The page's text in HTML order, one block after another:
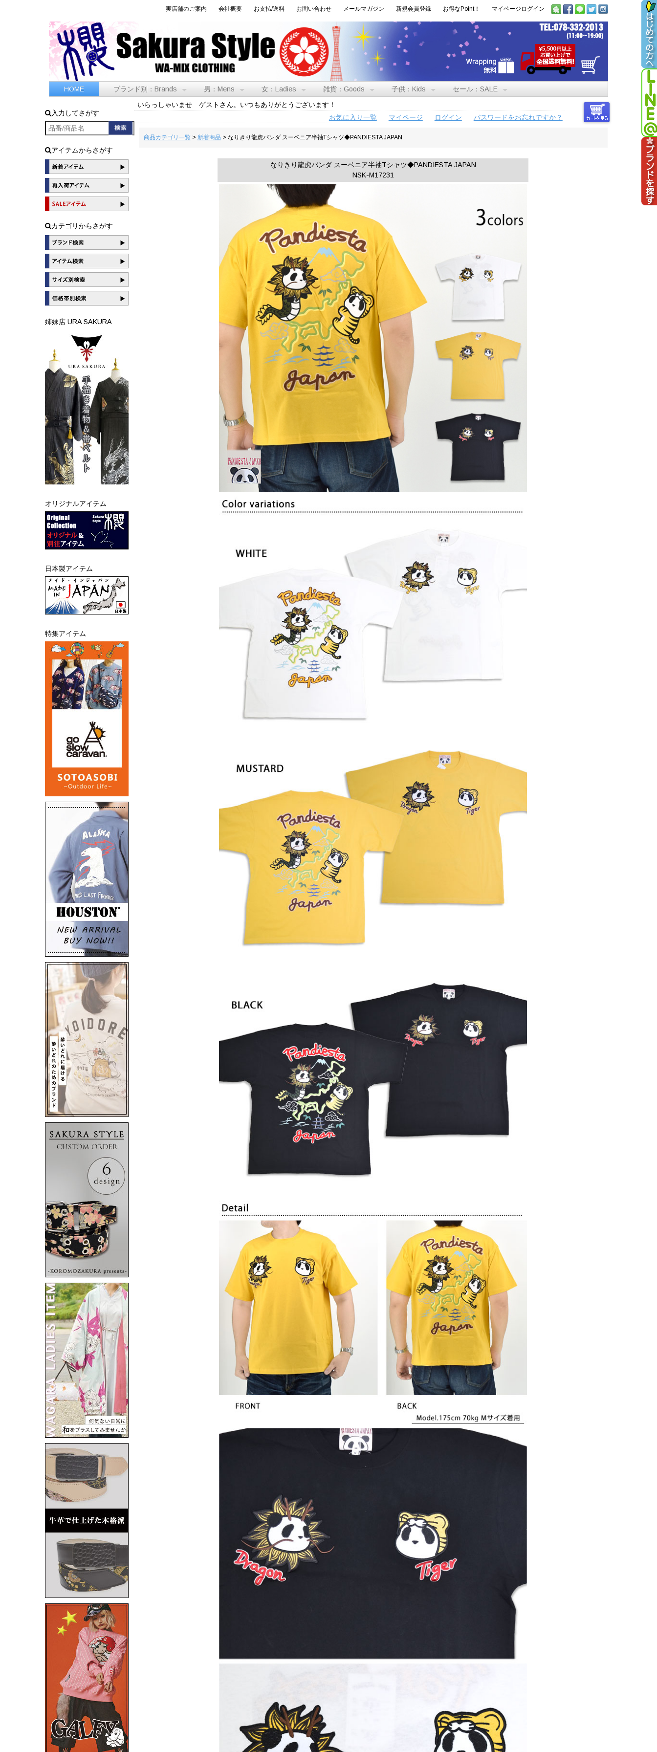
実店舗のご案内 会社概要 お支払/送料 お問い合わせ メールマガジン 新規会員登録 お得なPoint！ マイページログイン
HOME ブランド別：Brands 男：Mens 女：Ladies 雑貨：Goods 子供：Kids セール：SALE
入力してさがす
アイテムからさがす
カテゴリからさがす
姉妹店 URA SAKURA
オリジナルアイテム
日本製アイテム
特集アイテム
いらっしゃいませ ゲストさん。いつもありがとうございます！
お気に入り一覧
マイページ ログイン パスワードをお忘れですか？
商品カテゴリ一覧> 新着商品 > なりきり龍虎パンダ スーベニア半袖Tシャツ◆PANDIESTA JAPAN
なりきり龍虎パンダ スーベニア半袖Tシャツ◆PANDIESTA JAPAN
NSK-M17231